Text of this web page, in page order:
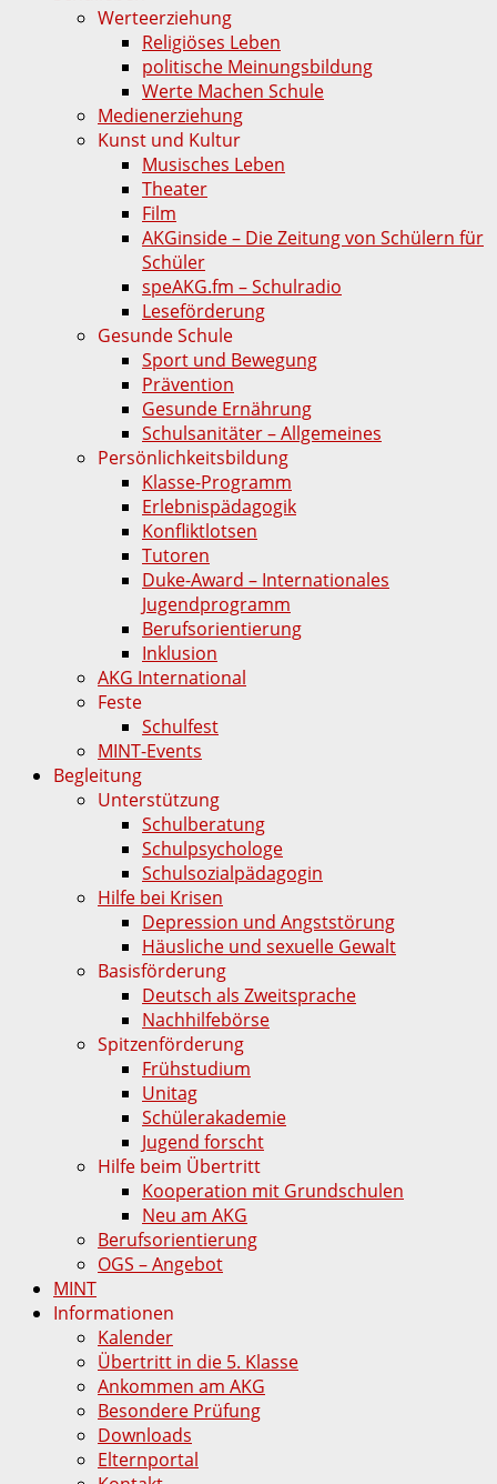
Werteerziehung
Religiöses Leben
politische Meinungsbildung
Werte Machen Schule
Medienerziehung
Kunst und Kultur
Musisches Leben
Theater
Film
AKGinside – Die Zeitung von Schülern für
Schüler
speAKG.fm – Schulradio
Leseförderung
Gesunde Schule
Sport und Bewegung
Prävention
Gesunde Ernährung
Schulsanitäter – Allgemeines
Persönlichkeitsbildung
Klasse-Programm
Erlebnispädagogik
Konfliktlotsen
Tutoren
Duke-Award – Internationales
Jugendprogramm
Berufsorientierung
Inklusion
AKG International
Feste
Schulfest
MINT-Events
Begleitung
Unterstützung
Schulberatung
Schulpsychologe
Schulsozialpädagogin
Hilfe bei Krisen
Depression und Angststörung
Häusliche und sexuelle Gewalt
Basisförderung
Deutsch als Zweitsprache
Nachhilfebörse
Spitzenförderung
Frühstudium
Unitag
Schülerakademie
Jugend forscht
Hilfe beim Übertritt
Kooperation mit Grundschulen
Neu am AKG
Berufsorientierung
OGS – Angebot
MINT
Informationen
Kalender
Übertritt in die 5. Klasse
Ankommen am AKG
Besondere Prüfung
Downloads
Elternportal